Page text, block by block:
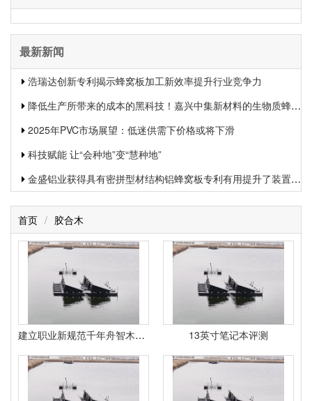
最新新闻
浩瑞达创新专利揭示蜂窝板加工新效率提升行业竞争力
降低生产所带来的成本的黑科技！嘉兴中集新材料的生物质蜂窝板专利申报引发热议
2025年PVC市场展望：低迷供需下价格或将下滑
科技赋能 让“会种地”变“慧种地”
金盛铝业获得具有密拼型材结构铝蜂窝板专利有用提升了装置功率和装置质量
首页 / 胶合木
建立职业新规范千年舟智木艺墅“筑”就智能制作结实力 13英寸笔记本评测